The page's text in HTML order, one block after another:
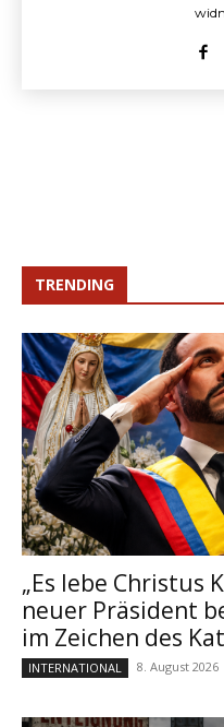
TRENDING
„Es lebe Christus
neuer Präsident
im Zeichen des
INTERNATIONAL 8. August 2026